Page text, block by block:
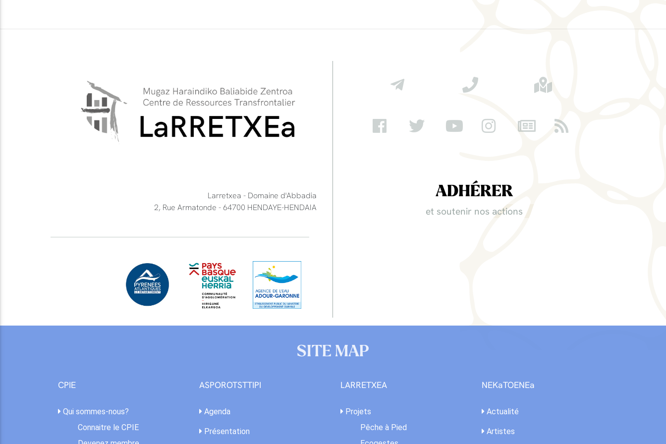
Larretxea - Domaine d'Abbadia
2, Rue Armatonde - 64700 HENDAYE-HENDAIA
ADHÉRER
et soutenir nos actions
SITE MAP
CPIE
Qui sommes-nous?
Connaitre le CPIE
ASPOROTSTTIPI
Agenda
Présentation
LARRETXEA
Projets
Pêche à Pied
NEKaTOENEa
Actualité
Artistes